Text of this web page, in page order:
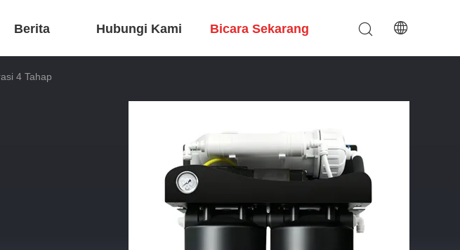
Berita Hubungi Kami Bicara Sekarang
4 Tahap